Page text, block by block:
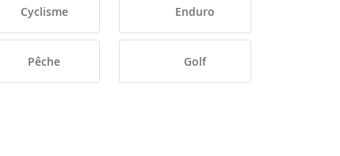
Cyclisme Enduro
Pêche Golf